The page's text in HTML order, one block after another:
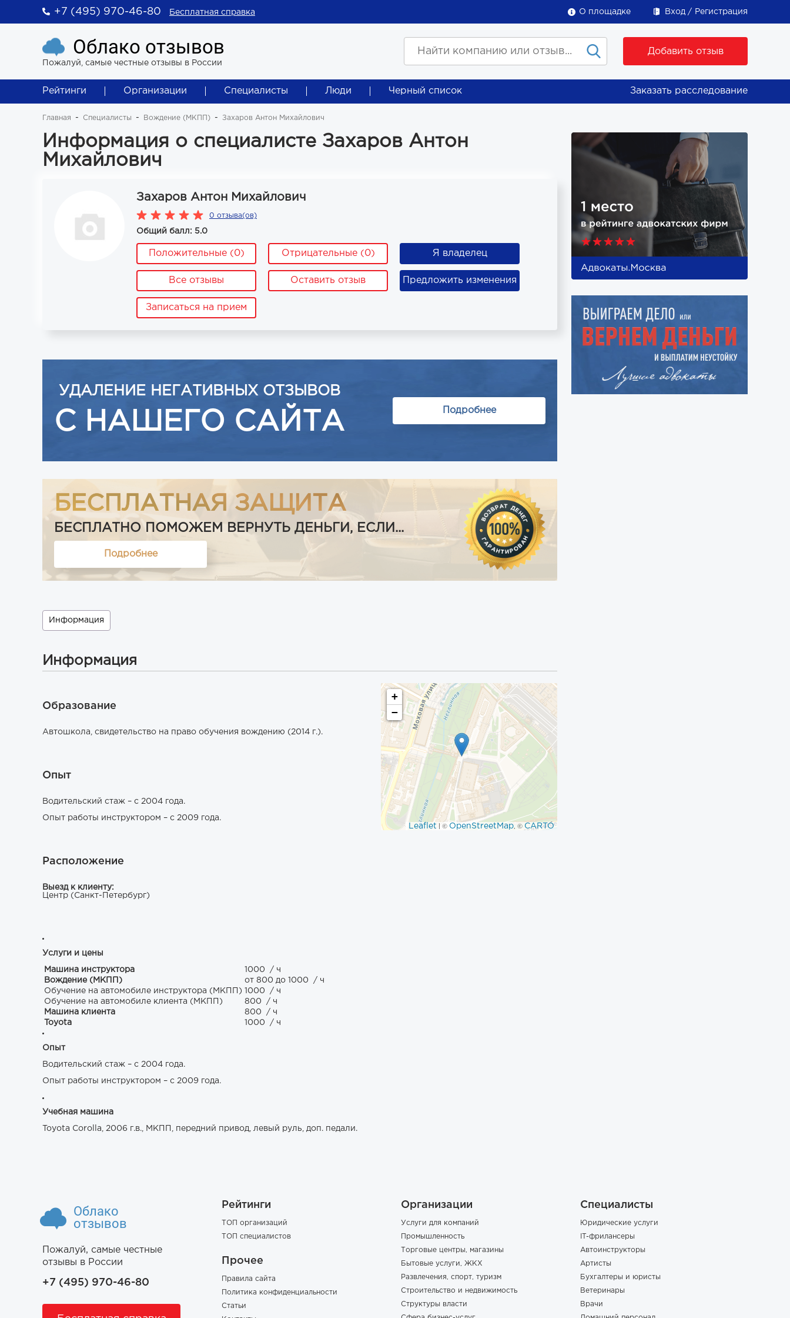
+7 (495) 970-46-80 Бесплатная справка О площадке Вход Регистрация
Облако отзывов
Пожалуй, самые честные отзывы в России
Добавить отзыв
Рейтинги Организации Специалисты Люди Черный список Заказать расследование
Главная Специалисты Вождение (МКПП) Захаров Антон Михайлович
Информация о специалисте Захаров Антон
Михайлович
Захаров Антон Михайлович
0 отзыва(ов)
Общий балл: 5.0
Положительные (0) Отрицательные (0) Я владелец
Все отзывы Оставить отзыв Предложить изменения
Записаться на прием
УДАЛЕНИЕ НЕГАТИВНЫХ ОТЗЫВОВ
С НАШЕГО САЙТА Подробнее
БЕСПЛАТНАЯ ЗАЩИТА
БЕСПЛАТНО ПОМОЖЕМ ВЕРНУТЬ ДЕНЬГИ, ЕСЛИ...
Подробнее
Информация
Информация
Образование
Автошкола, свидетельство на право обучения вождению (2014 г.).
Опыт
Водительский стаж – с 2004 года.
Опыт работы инструктором – с 2009 года.
Расположение
Выезд к клиенту:
Центр (Санкт-Петербург)
Услуги и цены
Машина инструктора 1000
/ ч
Вождение (МКПП)
от 800 до 1000
/ ч
Обучение на автомобиле инструктора (МКПП)
1000
/ ч
Обучение на автомобиле клиента (МКПП)
800
/ ч
Машина клиента
800
/ ч
Toyota
1000 / ч
Опыт
Водительский стаж – с 2004 года.
Опыт работы инструктором – с 2009 года.
Учебная машина
Toyota Corolla, 2006 г.в., МКПП, передний привод, левый руль, доп. педали.
+
−
Leaflet | © OpenStreetMap, © CARTO
Облако
отзывов
Пожалуй, самые честные
отзывы в России
+7 (495) 970-46-80
Рейтинги
ТОП организаций
ТОП специалистов
Прочее
Правила сайта
Политика конфиденциальности
Статьи
Организации
Услуги для компаний
Промышленность
Торговые центры, магазины
Бытовые услуги, ЖКХ
Развлечения, спорт, туризм
Строительство и недвижимость
Структуры власти
Специалисты
Юридические услуги
IT-фрилансеры
Автоинструкторы
Артисты
Бухгалтеры и юристы
Ветеринары
Врачи